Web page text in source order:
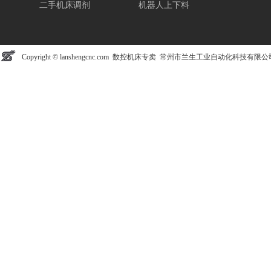
二手机床调剂
机器人上下料
Copyright © lanshengcnc.com 数控机床专卖 常州市兰生工业自动化科技有限